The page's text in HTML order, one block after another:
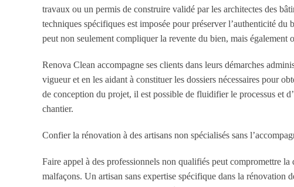
travaux ou un permis de construire validé par les architectes des
techniques spécifiques est imposée pour préserver l’authenticité
peut non seulement compliquer la revente du bien, mais également
Renova Clean accompagne ses clients dans leurs démarches
vigueur et en les aidant à constituer les dossiers nécessaires pour
de conception du projet, il est possible de fluidifier le processus et
chantier.
Confier la rénovation à des artisans non spécialisés sans
Faire appel à des professionnels non qualifiés peut compromettre
malfaçons. Un artisan sans expertise spécifique dans la rénovation